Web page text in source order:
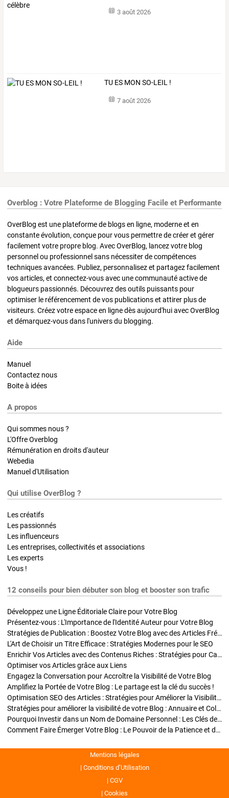
3 août 2026
TU ES MON SO-LEIL !
7 août 2026
Overblog : Votre Plateforme de Blogging Facile et Performante
OverBlog est une plateforme de blogs en ligne, moderne et en
constante évolution, conçue pour vous permettre de créer et gérer
facilement votre propre blog. Avec OverBlog, lancez votre blog
personnel ou professionnel sans nécessiter de compétences
techniques avancées. Publiez, personnalisez et partagez facilement
vos articles, et connectez-vous avec une communauté active de
blogueurs passionnés. Découvrez des outils puissants pour
optimiser le référencement de vos publications et attirer plus de
visiteurs. Créez votre espace en ligne dès aujourd'hui avec OverBlog
et démarquez-vous dans l'univers du blogging.
Aide
Manuel
Contactez nous
Boite à idées
A propos
Qui sommes nous ?
L'Offre Overblog
Rémunération en droits d'auteur
Webedia
Manuel d'Utilisation
Qui utilise OverBlog ?
Les créatifs
Les passionnés
Les influenceurs
Les entreprises, collectivités et associations
Les experts
Vous !
12 conseils pour bien débuter son blog et booster son trafic
Développez une Ligne Éditoriale Claire pour Votre Blog
Présentez-vous : L'Importance de l'Identité Auteur pour Votre Blog
Stratégies de Publication : Boostez Votre Blog avec des Articles Fréquents et Exclusifs
L'Art de Choisir un Titre Efficace : Stratégies Modernes pour le SEO
Enrichir Vos Articles avec des Contenus Riches : Stratégies pour Captiver et Optimiser
Optimiser vos Articles grâce aux Liens
Engagez la Conversation pour Accroître la Visibilité de Votre Blog
Amplifiez la Portée de Votre Blog : Le partage est la clé du succès !
Optimisation SEO des Articles : Stratégies pour Améliorer la Visibilité de Votre Blog
Stratégies pour améliorer la visibilité de votre Blog : Annuaire et Collaborations
Pourquoi Investir dans un Nom de Domaine Personnel : Les Clés de la Réussite de Votre Blog
Comment Faire Émerger Votre Blog : Le Pouvoir de la Patience et de la Persévérance
Mentions légales
Conditions d’Utilisation
CGV
Cookies